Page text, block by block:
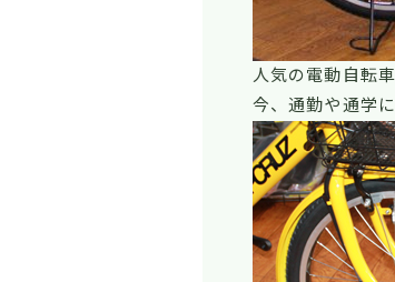
人気の電動自転車
今、通勤や通学